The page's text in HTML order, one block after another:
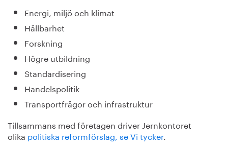
Energi, miljö och klimat
Hållbarhet
Forskning
Högre utbildning
Standardisering
Handelspolitik
Transportfrågor och infrastruktur
Tillsammans med företagen driver Jernkontoret
olika politiska reformförslag, se Vi tycker.